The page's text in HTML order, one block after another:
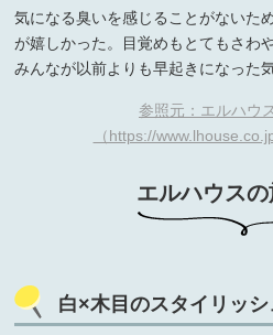
気になる臭いを感じることがないた
が嬉しかった。目覚めもとてもさわ
みんなが以前よりも早起きになった
参照元：エルハウ
（https://
エルハウスの
白×木目のスタイリッ